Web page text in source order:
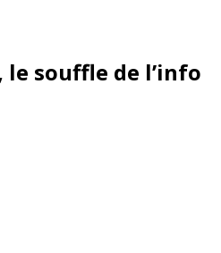
le souffle de l’info